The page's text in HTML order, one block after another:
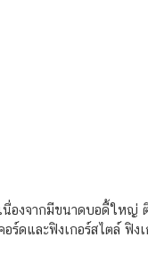
องจากมีขนาดบอดี้ใหญ่
และฟิงเกอร์สไตล์ ฟิงเ